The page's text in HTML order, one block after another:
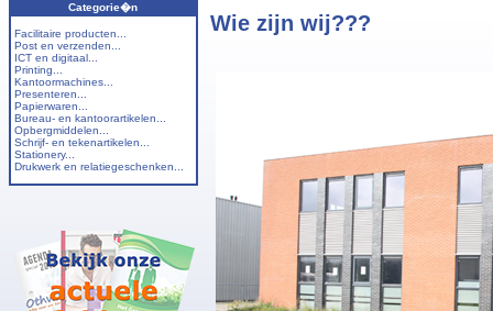
Categorie�n
Facilitaire producten...
Post en verzenden...
ICT en digitaal...
Printing...
Kantoormachines...
Presenteren...
Papierwaren...
Bureau- en kantoorartikelen...
Opbergmiddelen...
Schrijf- en tekenartikelen...
Stationery...
Drukwerk en relatiegeschenken...
Wie zijn wij???